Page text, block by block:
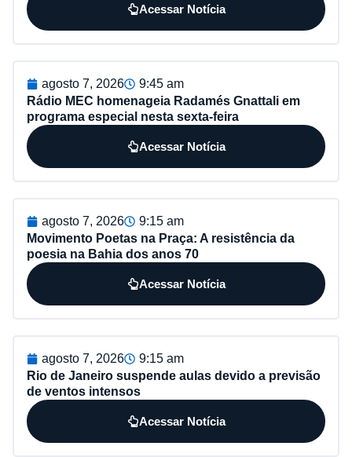
Acessar Notícia
agosto 7, 2026
9:45 am
Rádio MEC homenageia Radamés Gnattali em
programa especial nesta sexta-feira
Acessar Notícia
agosto 7, 2026
9:15 am
Movimento Poetas na Praça: A resistência da
poesia na Bahia dos anos 70
Acessar Notícia
agosto 7, 2026
9:15 am
Rio de Janeiro suspende aulas devido a previsão
de ventos intensos
Acessar Notícia